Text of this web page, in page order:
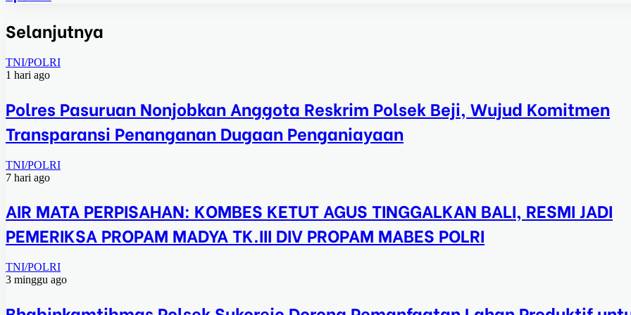
Selanjutnya
TNI/POLRI
1 hari ago
Polres Pasuruan Nonjobkan Anggota Reskrim Polsek Beji, Wujud Komitmen
Transparansi Penanganan Dugaan Penganiayaan
TNI/POLRI
7 hari ago
AIR MATA PERPISAHAN: KOMBES KETUT AGUS TINGGALKAN BALI, RESMI JADI
PEMERIKSA PROPAM MADYA TK.III DIV PROPAM MABES POLRI
TNI/POLRI
3 minggu ago